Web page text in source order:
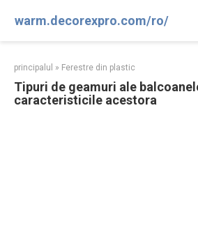
warm.decorexpro.com/ro/
principalul » Ferestre din plastic
Tipuri de geamuri ale
caracteristicile acestora